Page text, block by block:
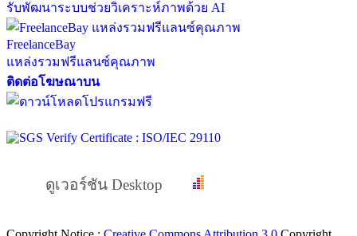
รับพัฒนาระบบช่วยวิเคราะห์ภาพด้วย AI
FreelanceBay
แหล่งรวมฟรีแลนซ์คุณภาพ
ติดต่อโฆษณาบน
ดูเวอร์ชัน Desktop